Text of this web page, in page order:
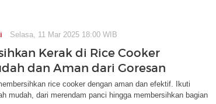
Selasa, 11 Mar 2025 18:00 WIB
Kerak di Rice Cooker
dan Aman dari Goresan
rice cooker dengan aman dan efektif. Ikuti
mudah, dari merendam panci hingga membersihkan bagian